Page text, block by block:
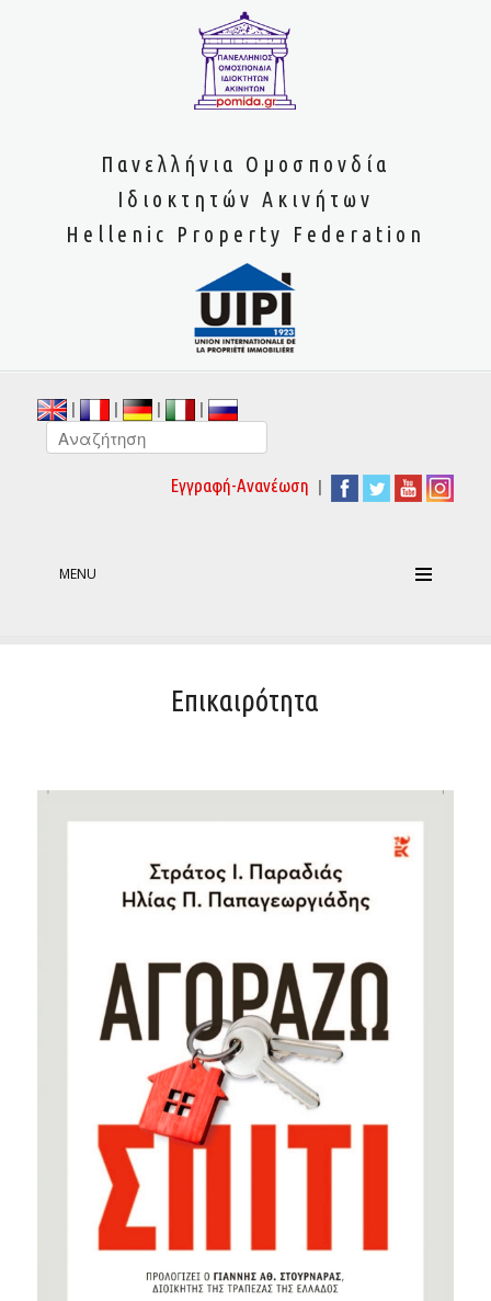
Πανελλήνια Ομοσπονδία
Ιδιοκτητών Ακινήτων
Hellenic Property Federation
| | | |
Εγγραφή-Ανανέωση |
MENU
Επικαιρότητα